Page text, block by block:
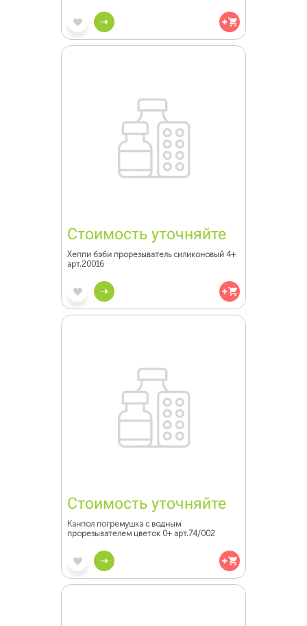
Стоимость уточняйте
Хеппи бэби прорезыватель силиконовый 4+
арт.20016
Стоимость уточняйте
Канпол погремушка с водным
прорезывателем цветок 0+ арт.74/002